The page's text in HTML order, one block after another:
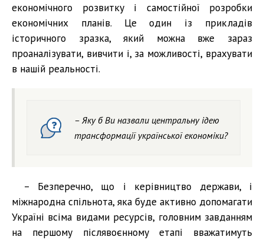
економічного розвитку і самостійної розробки
економічних планів. Це один із прикладів
історичного зразка, який можна вже зараз
проаналізувати, вивчити і, за можливості, врахувати
в нашій реальності.
– Яку б Ви назвали центральну ідею
трансформації української економіки?
– Безперечно, що і керівництво держави, і
міжнародна спільнота, яка буде активно допомагати
Україні всіма видами ресурсів, головним завданням
на першому післявоєнному етапі вважатимуть